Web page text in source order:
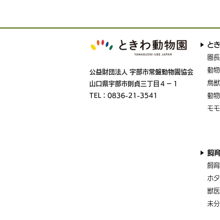
公益財団法人 宇部市常盤動物園協会
山口県宇部市則貞三丁目４－１
TEL：0836-21-3541
と
園
動
鳥
動
モ
飼
飼
ホ
獣
未